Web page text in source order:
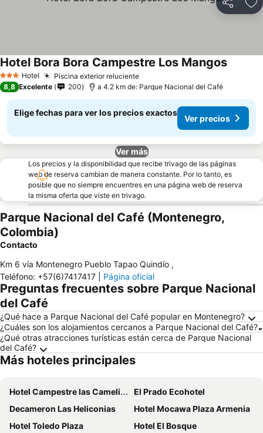
Compartir
3 Estrellas
Hotel Piscina exterior reluciente
Hotel Bora Bora Campestre Los Mangos
8,8 Excelente 200 a 4.2 km de: Parque Nacional del Café
Elige fechas para ver los precios exactos
Ver precios
Ver más
Los precios y la disponibilidad que recibe trivago de las páginas
web de reserva cambian de manera constante. Por lo tanto, es
posible que no siempre encuentres en una página web de reserva
la misma oferta que viste en trivago.
Parque Nacional del Café (Montenegro,
Colombia)
Contacto
Km 6 vía Montenegro Pueblo Tapao Quindío ,
Teléfono: +57(6)7417417 Página oficial
Preguntas frecuentes sobre Parque Nacional
del Café
¿Qué hace a Parque Nacional del Café popular en Montenegro?
¿Cuáles son los alojamientos cercanos a Parque Nacional del Café?
¿Qué otras atracciones turísticas están cerca de Parque Nacional
del Café?
Más hoteles principales
Hotel Campestre las Camelias
El Prado Ecohotel
Decameron Las Heliconias
Hotel Mocawa Plaza Armenia
Hotel Toledo Plaza
Hotel El Bosque